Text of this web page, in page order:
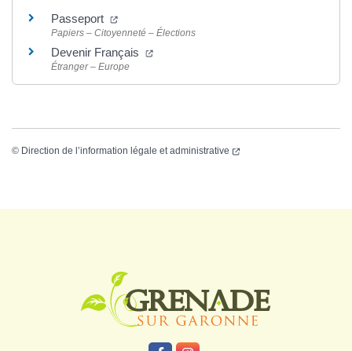
Passeport
Papiers – Citoyenneté – Élections
Devenir Français
Étranger – Europe
© Direction de l’information légale et administrative